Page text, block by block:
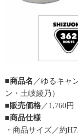
■商品名 ／ゆるキャ
ン・土岐綾乃）
■販売価格 ／1,760円
■商品仕様
・商品サイズ／約